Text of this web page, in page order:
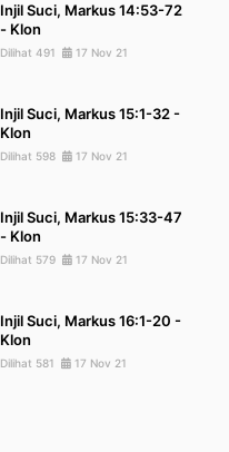
Injil Suci, Markus 14:53-72
- Klon
Dilihat 491 17 Nov 21
Injil Suci, Markus 15:1-32 -
Klon
Dilihat 598 17 Nov 21
Injil Suci, Markus 15:33-47
- Klon
Dilihat 579 17 Nov 21
Injil Suci, Markus 16:1-20 -
Klon
Dilihat 581 17 Nov 21